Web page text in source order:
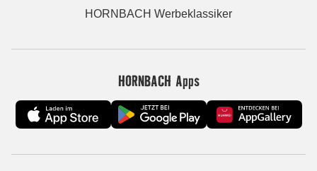
HORNBACH Werbeklassiker
HORNBACH Apps